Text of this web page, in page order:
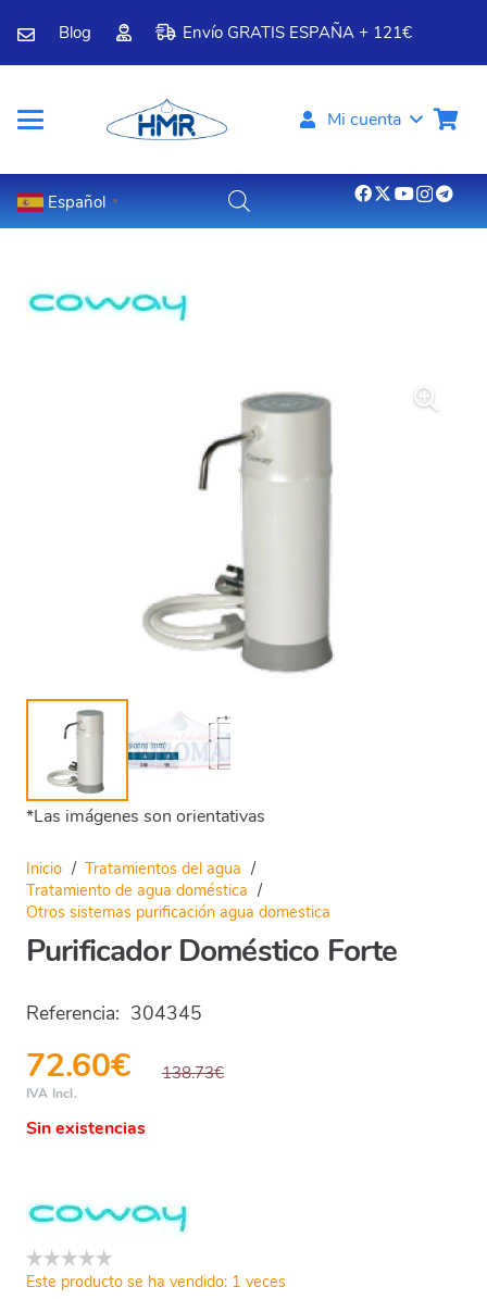
Blog Envío GRATIS ESPAÑA + 121€
Mi cuenta
Español ▼
*Las imágenes son orientativas
Inicio / Tratamientos del agua /
Tratamiento de agua doméstica /
Otros sistemas purificación agua domestica
Purificador Doméstico Forte
Referencia: 304345
72.60€ 138.73€
IVA Incl.
Sin existencias
Este producto se ha vendido: 1 veces